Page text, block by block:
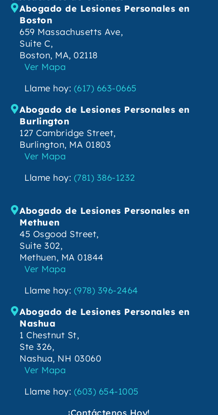
Abogado de Lesiones Personales en
Boston
659 Massachusetts Ave,
Suite C,
Boston, MA, 02118
Ver Mapa
Llame hoy: (617) 663-0665
Abogado de Lesiones Personales en
Burlington
127 Cambridge Street,
Burlington, MA 01803
Ver Mapa
Llame hoy: (781) 386-1232
Abogado de Lesiones Personales en
Methuen
45 Osgood Street,
Suite 302,
Methuen, MA 01844
Ver Mapa
Llame hoy: (978) 396-2464
Abogado de Lesiones Personales en
Nashua
1 Chestnut St,
Ste 326,
Nashua, NH 03060
Ver Mapa
Llame hoy: (603) 654-1005
¡Contáctenos Hoy!